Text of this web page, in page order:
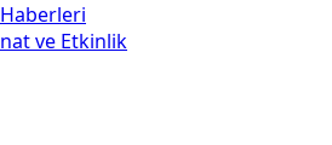
ve Etkinlik